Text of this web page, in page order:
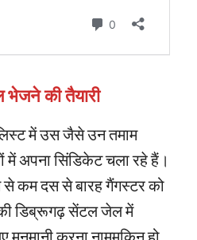
की तैयारी
में उस जैसे उन तमाम
में अपना सिंडिकेट चला रहे हैं।
कम दस से बारह गैंगस्टर को
की डिब्रूगढ़ सेंटल जेल में